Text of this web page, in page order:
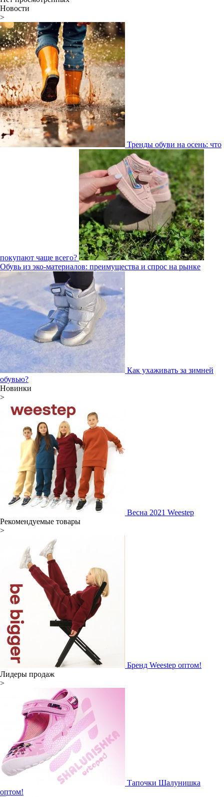
Новости
>
Тренды обуви на осень: что
покупают чаще всего?
Обувь из эко-материалов: преимущества и спрос на рынке
Как ухаживать за зимней
обувью?
Новинки
>
Весна 2021 Weestep
Рекомендуемые товары
>
Бренд Weestep оптом!
Лидеры продаж
>
Тапочки Шалунишка
оптом!